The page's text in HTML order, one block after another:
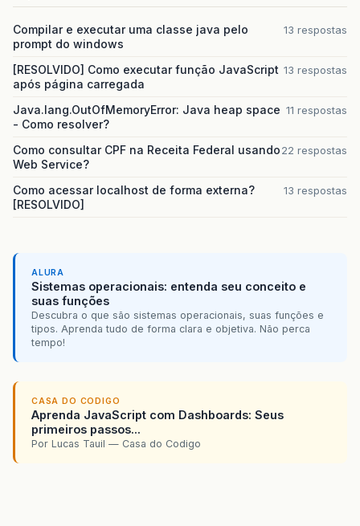
Compilar e executar uma classe java pelo
prompt do windows
13 respostas
[RESOLVIDO] Como executar função JavaScript
após página carregada
13 respostas
Java.lang.OutOfMemoryError: Java heap space
- Como resolver?
11 respostas
Como consultar CPF na Receita Federal usando
Web Service?
22 respostas
Como acessar localhost de forma externa?
[RESOLVIDO]
13 respostas
ALURA
Sistemas operacionais: entenda seu conceito e
suas funções
Descubra o que são sistemas operacionais, suas funções e
tipos. Aprenda tudo de forma clara e objetiva. Não perca
tempo!
CASA DO CODIGO
Aprenda JavaScript com Dashboards: Seus
primeiros passos...
Por Lucas Tauil — Casa do Codigo